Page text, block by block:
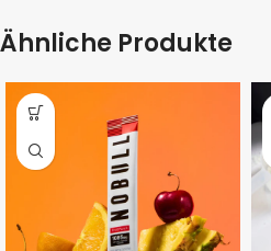
Ähnliche Produkte